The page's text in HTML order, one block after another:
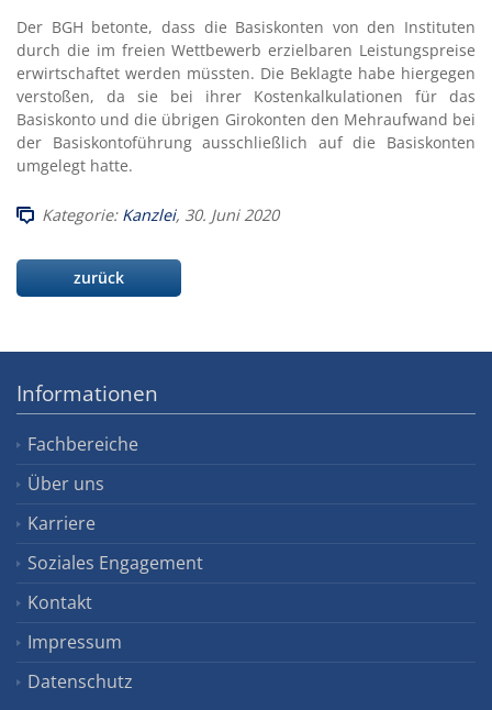
Der BGH betonte, dass die Basiskonten von den Instituten
durch die im freien Wettbewerb erzielbaren Leistungspreise
erwirtschaftet werden müssten. Die Beklagte habe hiergegen
verstoßen, da sie bei ihrer Kostenkalkulationen für das
Basiskonto und die übrigen Girokonten den Mehraufwand bei
der Basiskontoführung ausschließlich auf die Basiskonten
umgelegt hatte.
Kategorie: Kanzlei, 30. Juni 2020
zurück
Informationen
Fachbereiche
Über uns
Karriere
Soziales Engagement
Kontakt
Impressum
Datenschutz